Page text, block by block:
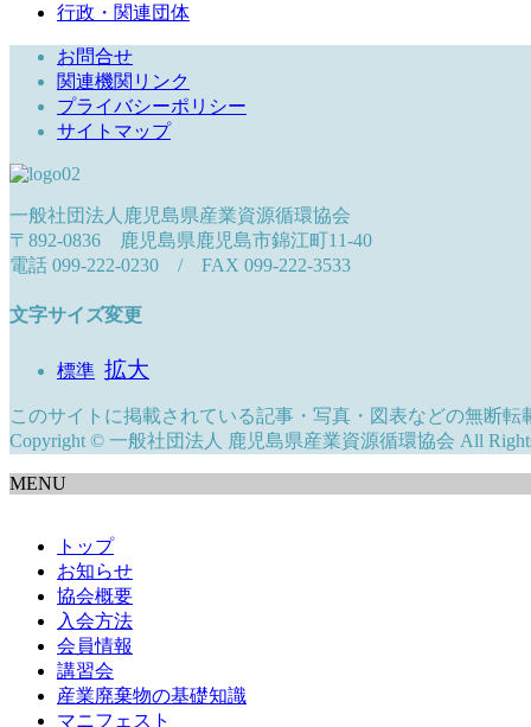
行政・関連団体
お問合せ
関連機関リンク
プライバシーポリシー
サイトマップ
一般社団法人鹿児島県産業資源循環協会
〒892-0836 鹿児島県鹿児島市錦江町11-40
電話 099-222-0230 / FAX 099-222-3533
文字サイズ変更
標準 拡大
このサイトに掲載されている記事・写真・図表などの無断転
Copyright © 一般社団法人 鹿児島県産業資源循環協会 All
MENU
トップ
お知らせ
協会概要
入会方法
会員情報
講習会
産業廃棄物の基礎知識
マニフェスト